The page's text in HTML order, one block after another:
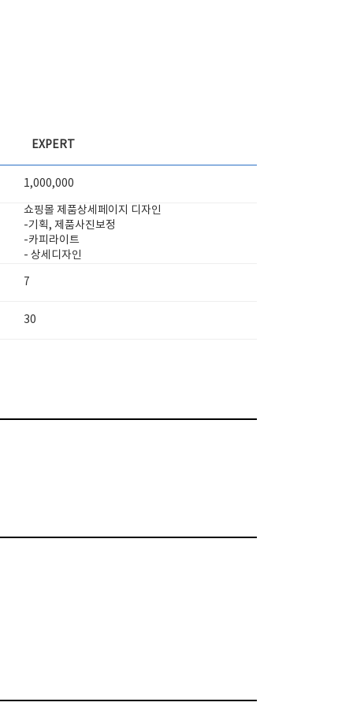
EXPERT
1,000,000
쇼핑몰 제품상세페이지 디자인
-기획, 제품사진보정
-카피라이트
- 상세디자인
7
30